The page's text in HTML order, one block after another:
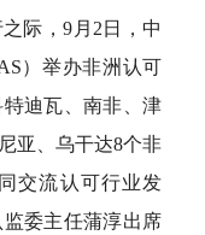
际，9月2日，中
）举办非洲认可
迪瓦、南非、津
亚、乌干达8个非
交流认可行业发
委主任蒲淳出席